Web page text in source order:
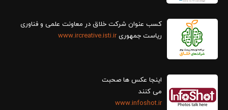
کسب عنوان شرکت خلاق در معاونت علمی و فناوری
ریاست جمهوریwww.ircreative.isti.ir
اینجا عکس ها صحبت
می کنند
www.infoshot.ir